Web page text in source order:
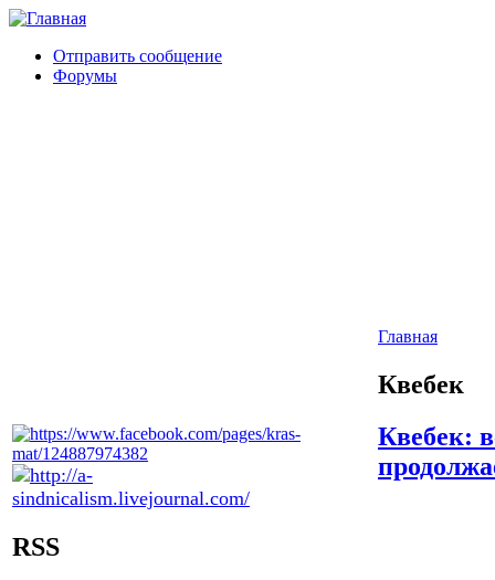
Отправить сообщение
Форумы
RSS
Главная
Квебек
Квебек: